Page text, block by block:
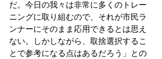
だ。今日の我々は非常に多くのトレー
ニングに取り組むので、それが市民ラ
ンナーにそのまま応用できるとは思え
ない。しかしながら、取捨選択するこ
とで参考になる点はあるだろう」との